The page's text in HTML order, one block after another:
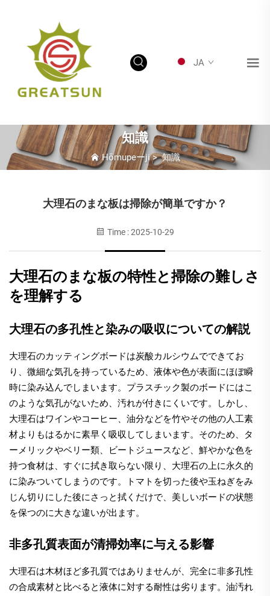
JA
知識
Hōmupeーji>知識
大理石のまな板は掃除が簡単ですか？
Time : 2025-10-29
大理石のまな板の特性と掃除の難しさ
を理解する
大理石の多孔性と染みの吸収についての解説
大理石のカッティングボードは炭酸カルシウムでできてお
り、微細な気孔を持っているため、液体や色が表面にほぼ瞬
時に染み込んでしまいます。プラスチック製のボードにはこ
のような気孔がないため、汚れが付きにくいです。しかし、
大理石はワインやコーヒー、油分などを竹やその他の人工素
材よりもはるかに素早く吸収してしまいます。そのため、タ
ーメリックやベリー類、ビートジュースなど、鮮やかな色を
持つ食材は、すぐに拭き取らない限り、大理石の上に永久的
に染みついてしまうのです。トマトを切った後や玉ねぎをみ
じん切りにした後にさっと拭くだけで、美しいボードの状態
を保つのに大きな違いが出ます。
非多孔質表面が清掃効率に与える影響
大理石は木材ほど多孔質ではありませんが、完全に非多孔性
の合成素材と比べると液体に対する耐性は劣ります。油汚れ